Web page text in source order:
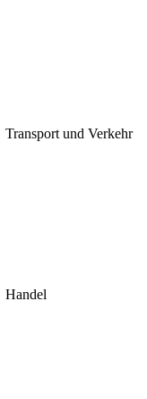
Transport und Verkehr
Handel